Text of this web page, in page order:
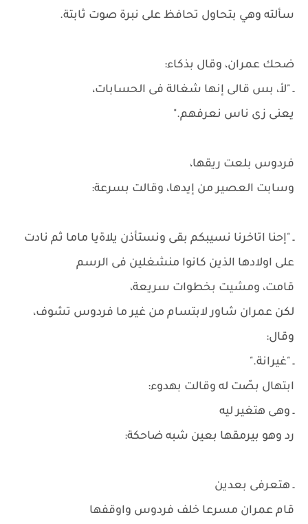
سألته وهي بتحاول تحافظ على نبرة صوت ثابتة.
ضحك عمران، وقال بذكاء:
ـ "لأ، بس قالى إنها شغالة فى الحسابات،
يعنى زى ناس نعرفهم."
فردوس بلعت ريقها،
وسابت العصير من إيدها، وقالت بسرعة:
ـ "إحنا اتاخرنا نسيبكم بقى ونستأذن يلاةيا ماما ثم نادت
على اولادها الذين كانوا منشغلين فى الرسم
قامت، ومشيت بخطوات سريعة،
لكن عمران شاور لابتسام من غير ما فردوس تشوف،
وقال:
ـ "غيرانة."
ابتهال بصّت له وقالت بهدوء:
ـ وهى هتغير ليه
رد وهو بيرمقها بعين شبه ضاحكة:
ـ هتعرفى بعدين
قام عمران مسرعا خلف فردوس واوقفها